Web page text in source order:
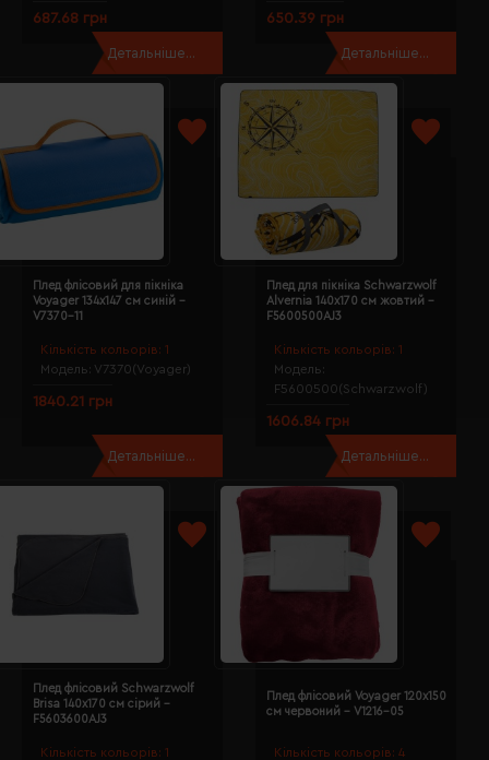
687.68 грн
Детальніше...
650.39 грн
Детальніше...
Кількість кольорів: 1
Модель: V7370(Voyager)
Плед флісовий для пікніка
Voyager 134х147 см синій -
V7370-11
1840.21 грн
Детальніше...
Кількість кольорів: 1
Модель:
F5600500(Schwarzwolf)
Плед для пікніка Schwarzwolf
Alvernia 140х170 см жовтий -
F5600500AJ3
1606.84 грн
Детальніше...
Кількість кольорів: 1
Плед флісовий Schwarzwolf
Brisa 140х170 см сірий -
F5603600AJ3
Кількість кольорів: 4
Плед флісовий Voyager 120х150
см червоний - V1216-05